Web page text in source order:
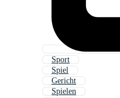
Sport
Spiel
Gericht
Spielen